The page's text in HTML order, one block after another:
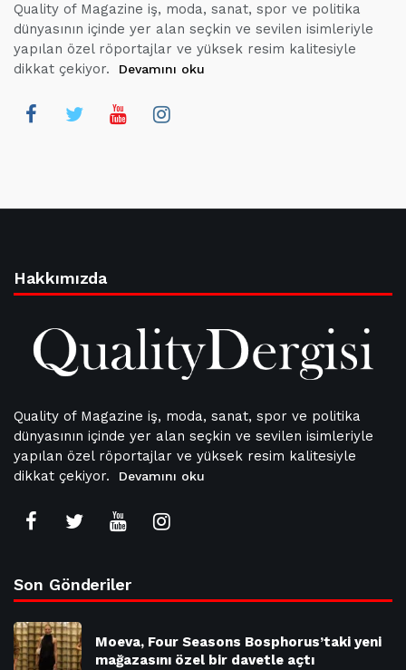
Quality of Magazine iş, moda, sanat, spor ve politika
dünyasının içinde yer alan seçkin ve sevilen isimleriyle
yapılan özel röportajlar ve yüksek resim kalitesiyle
dikkat çekiyor.
Devamını oku
Hakkımızda
Quality of Magazine iş, moda, sanat, spor ve politika
dünyasının içinde yer alan seçkin ve sevilen isimleriyle
yapılan özel röportajlar ve yüksek resim kalitesiyle
dikkat çekiyor.
Devamını oku
Son Gönderiler
Moeva, Four Seasons Bosphorus’taki yeni
mağazasını özel bir davetle açtı